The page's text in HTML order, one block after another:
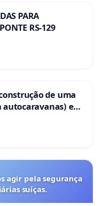
PARA
RS-129
de uma
autocaravanas) em
agir pela segurança
suíças.